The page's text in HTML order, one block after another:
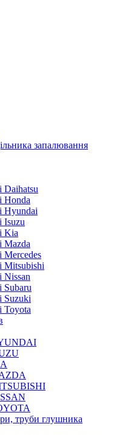
запалювання
Daihatsu
Honda
Hyundai
Isuzu
Kia
Mazda
Mercedes
Mitsubishi
Nissan
Subaru
Suzuki
Toyota
труби глушника